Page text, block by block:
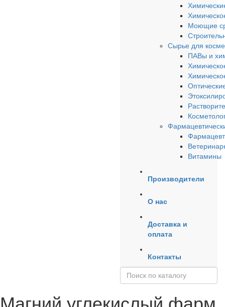
Моющие
Сырье для
ПАВы и
Витамины
Производители
О нас
Доставка и
оплата
Контакты